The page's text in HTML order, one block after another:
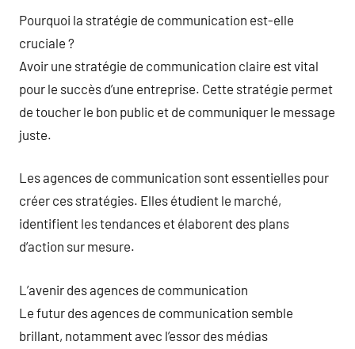
Pourquoi la stratégie de communication est-elle
cruciale ?
Avoir une stratégie de communication claire est vital
pour le succès d’une entreprise. Cette stratégie permet
de toucher le bon public et de communiquer le message
juste.
Les agences de communication sont essentielles pour
créer ces stratégies. Elles étudient le marché,
identifient les tendances et élaborent des plans
d’action sur mesure.
L’avenir des agences de communication
Le futur des agences de communication semble
brillant, notamment avec l’essor des médias